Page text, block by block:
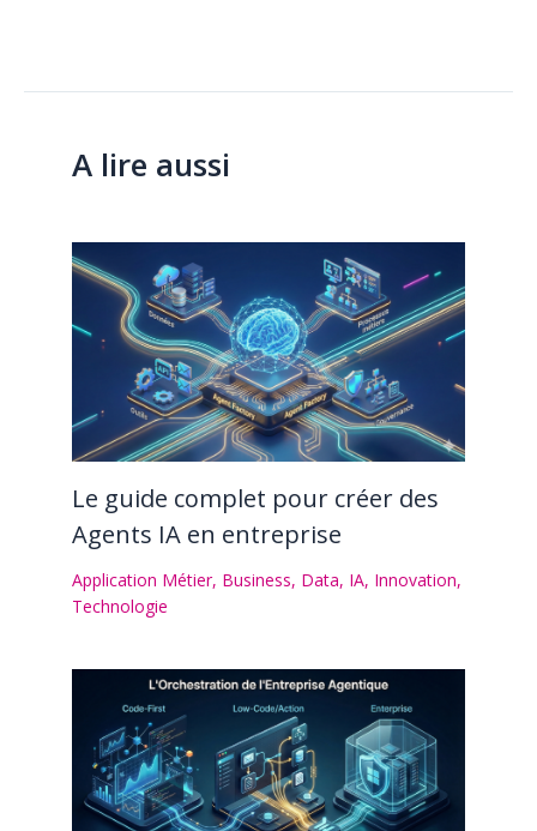
A lire aussi
Le guide complet pour créer des
Agents IA en entreprise
Application Métier, Business, Data, IA, Innovation,
Technologie